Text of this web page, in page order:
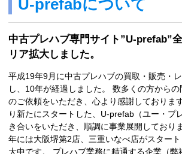
U-prefabについて
中古プレハブ専門サイト”U-prefab”
リア拡大しました。
平成19年9月に中古プレハブの買取・販売・
し、10年が経過しました。 数多くの方から
のご依頼をいただき、心より感謝しておりま
り新たにスタートした、U-prefab（ユー・プ
き合いをいただき、順調に事業展開しており
年には大阪堺第2店、三重いなべ店がスター
大中です。 プレハブ業務に精通する企業（弊